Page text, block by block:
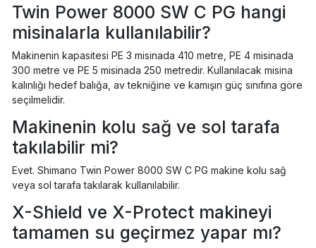
Twin Power 8000 SW C PG hangi
misinalarla kullanılabilir?
Makinenin kapasitesi PE 3 misinada 410 metre, PE 4 misinada
300 metre ve PE 5 misinada 250 metredir. Kullanılacak misina
kalınlığı hedef balığa, av tekniğine ve kamışın güç sınıfına göre
seçilmelidir.
Makinenin kolu sağ ve sol tarafa
takılabilir mi?
Evet. Shimano Twin Power 8000 SW C PG makine kolu sağ
veya sol tarafa takılarak kullanılabilir.
X-Shield ve X-Protect makineyi
tamamen su geçirmez yapar mı?